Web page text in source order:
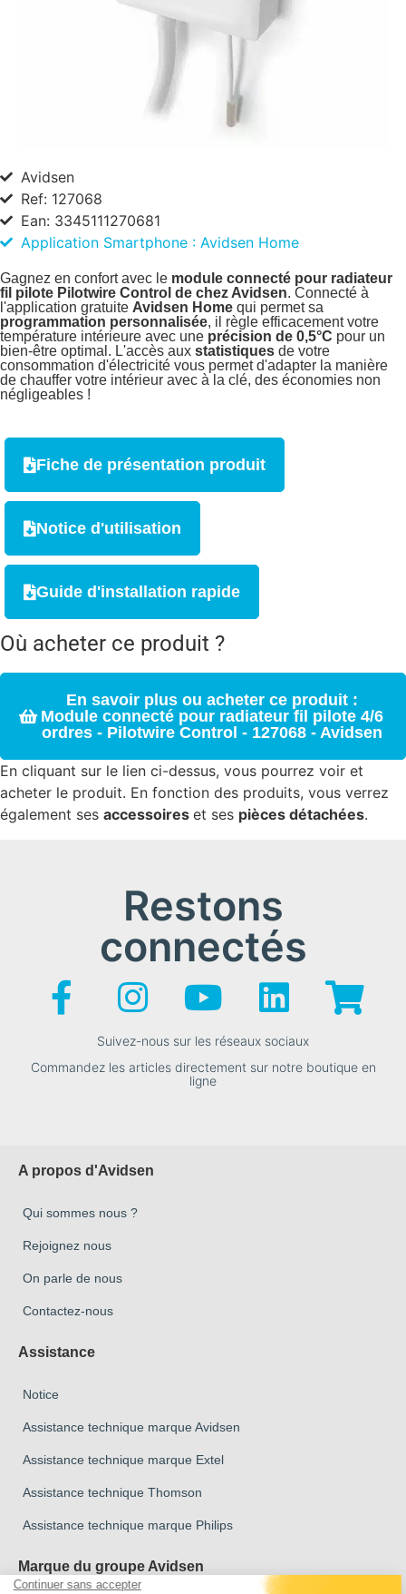
Avidsen
Ref: 127068
Ean: 3345111270681
Application Smartphone : Avidsen Home
Gagnez en confort avec le module connecté pour radiateur
fil pilote Pilotwire Control de chez Avidsen. Connecté à
l'application gratuite Avidsen Home qui permet sa
programmation personnalisée, il règle efficacement votre
température intérieure avec une précision de 0,5°C pour un
bien-être optimal. L'accès aux statistiques de votre
consommation d'électricité vous permet d'adapter la manière
de chauffer votre intérieur avec à la clé, des économies non
négligeables !
Fiche de présentation produit
Notice d'utilisation
Guide d'installation rapide
Où acheter ce produit ?
En savoir plus ou acheter ce produit :
Module connecté pour radiateur fil pilote 4/6
ordres - Pilotwire Control - 127068 - Avidsen
En cliquant sur le lien ci-dessus, vous pourrez voir et
acheter le produit. En fonction des produits, vous verrez
également ses accessoires et ses pièces détachées.
Restons
connectés
Suivez-nous sur les réseaux sociaux
Commandez les articles directement sur notre boutique en
ligne
A propos d'Avidsen
Qui sommes nous ?
Rejoignez nous
On parle de nous
Contactez-nous
Assistance
Notice
Assistance technique marque Avidsen
Assistance technique marque Extel
Assistance technique Thomson
Assistance technique marque Philips
Marque du groupe Avidsen